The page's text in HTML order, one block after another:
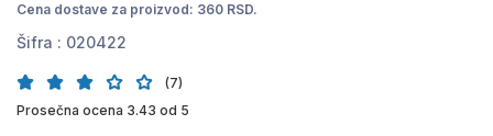
Cena dostave za proizvod: 360 RSD.
Šifra : 020422
(7)
Prosečna ocena 3.43 od 5